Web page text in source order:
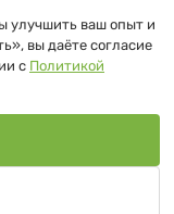
доставкой по
Платонова, 22, пом.
№191081534,
+375 (17) 361-10-80,
info@danko.by
района
Жакович Юлия
улучшить ваш опыт и
вы даёте согласие
с Политикой